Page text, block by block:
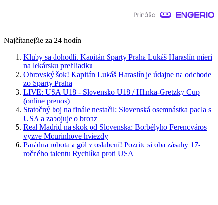
Najčítanejšie za 24 hodín
Kluby sa dohodli. Kapitán Sparty Praha Lukáš Haraslín mieri
na lekársku prehliadku
Obrovský šok! Kapitán Lukáš Haraslín je údajne na odchode
zo Sparty Praha
LIVE: USA U18 - Slovensko U18 / Hlinka-Gretzky Cup
(online prenos)
Statočný boj na finále nestačil: Slovenská osemnástka padla s
USA a zabojuje o bronz
Real Madrid na skok od Slovenska: Borbélyho Ferencváros
vyzve Mourinhove hviezdy
Parádna robota a gól v oslabení! Pozrite si oba zásahy 17-
ročného talentu Rychlíka proti USA